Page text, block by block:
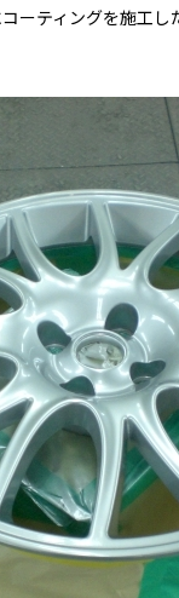
ーティングを施工し